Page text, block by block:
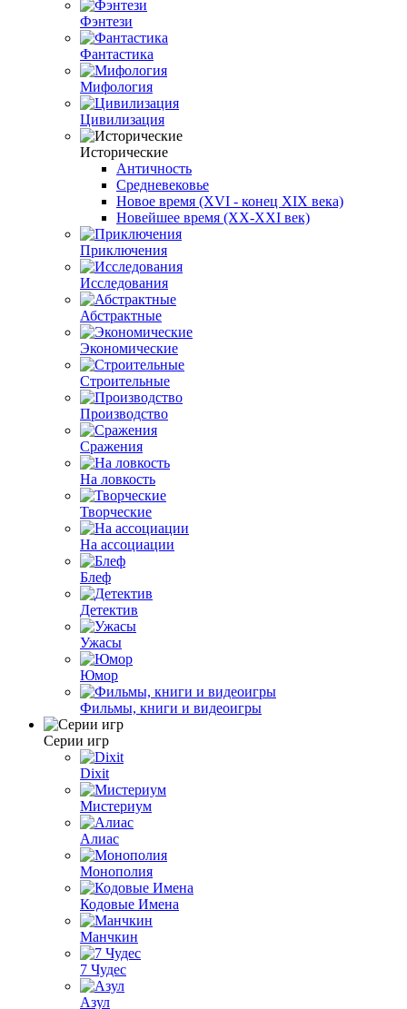
Фэнтези
Фантастика
Мифология
Цивилизация
Исторические
Античность
Средневековье
Новое время (XVI - конец XIX века)
Новейшее время (XX-XXI век)
Приключения
Исследования
Абстрактные
Экономические
Строительные
Производство
Сражения
На ловкость
Творческие
На ассоциации
Блеф
Детектив
Ужасы
Юмор
Фильмы, книги и видеоигры
Серии игр
Dixit
Мистериум
Алиас
Монополия
Кодовые Имена
Манчкин
7 Чудес
Азул